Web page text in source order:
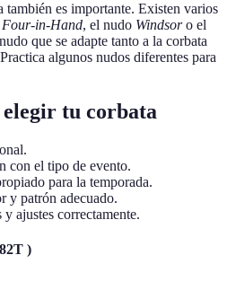
también es importante. Existen varios
Four-in-Hand, el nudo Windsoro el
que se adapte tanto a la corbata
algunos nudos diferentes para
elegir tu corbata
con el tipo de evento.
para la temporada.
y patrón adecuado.
ajustes correctamente.
)